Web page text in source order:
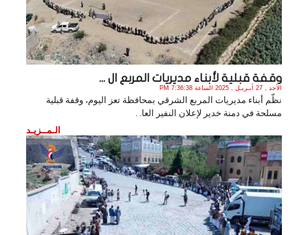
وقفة قبلية لأبناء مديريات المربع ال ...
الأحد , 27 أبـريـل , 2025 الساعة 7:36:38 PM
نظّم أبناء مديريات المربع الشرقي بمحافظة تعز اليوم، وقفة قبلية
مسلحة في دمنة خدير لإعلان النفير العا. .
الـمــزيـد